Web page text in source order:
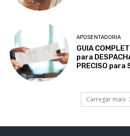
APOSENTADORIA
GUIA
para
PRECISO para
Carregar mais